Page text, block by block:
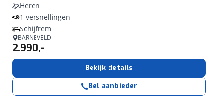
Heren
1 versnellingen
Schijfrem
BARNEVELD
2.990,-
Bekijk details
Bel aanbieder